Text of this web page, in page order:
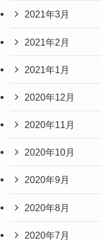
2021年3月
2021年2月
2021年1月
2020年12月
2020年11月
2020年10月
2020年9月
2020年8月
2020年7月